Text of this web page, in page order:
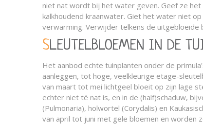
niet nat wordt bij het water geven. Geef ze
kalkhoudend kraanwater. Giet het water niet
verwarming. Verwijder telkens de uitgebloeide
SLEUTELBLOEMEN IN DE
Het aanbod echte tuinplanten onder de
aanleggen, tot hoge, veelkleurige etage-
van maart tot mei lichtgeel bloeit op zijn lage
echter niet té nat is, en in de (half)schaduw,
(Pulmonaria), holwortel (Corydalis) en
van april tot juni met gele bloemen en worden